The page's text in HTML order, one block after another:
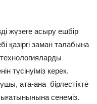
жүзеге асыру ешбір
қазіргі заман талабына
түсінуіміз керек.
ата-ана бірлестікте
сенеміз.